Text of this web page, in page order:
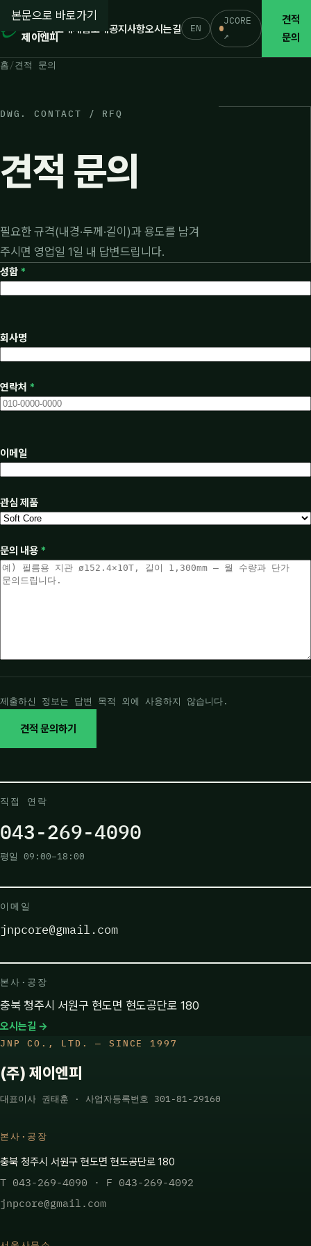
본문으로 바로가기
(주)
제이엔피
회사소개제품소개공지사항오시는길 EN
JCORE
↗
견적
문의
홈 견적 문의
DWG. CONTACT / RFQ
견적 문의
필요한 규격(내경·두께·길이)과 용도를 남겨
주시면 영업일 1일 내 답변드립니다.
성함 *
회사명
연락처 *
이메일
관심 제품
문의 내용 *
제출하신 정보는 답변 목적 외에 사용하지 않습니다.
견적 문의하기
직접 연락
043-269-4090
평일 09:00–18:00
이메일
jnpcore@gmail.com
본사·공장
충북 청주시 서원구 현도면 현도공단로 180
오시는길 →
JNP CO., LTD. — SINCE 1997
(주) 제이엔피
대표이사 권태훈 · 사업자등록번호 301-81-29160
본사·공장
충북 청주시 서원구 현도면 현도공단로 180
T 043-269-4090 · F 043-269-4092
jnpcore@gmail.com